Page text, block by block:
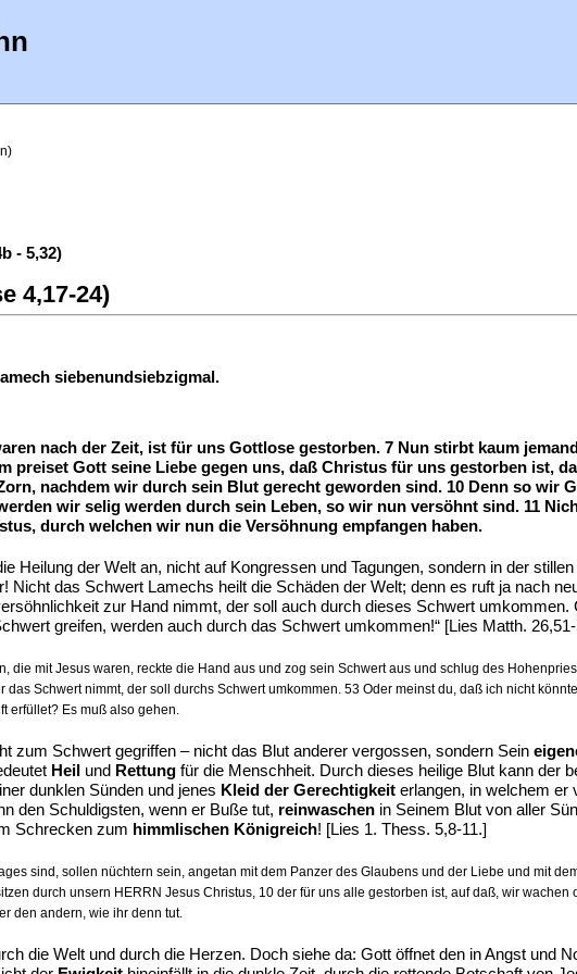
- 5,32)
4,17-24)
siebenundsiebzigmal.
nach der Zeit, ist für uns Gottlose gestorben. 7 Nun stirbt kaum
preiset Gott seine Liebe gegen uns, daß Christus für uns gestorben ist,
nachdem wir durch sein Blut gerecht geworden sind. 10 Denn so wir
wir selig werden durch sein Leben, so wir nun versöhnt sind. 11
durch welchen wir nun die Versöhnung empfangen haben.
Heilung der Welt an, nicht auf Kongressen und Tagungen, sondern in der
Nicht das Schwert Lamechs heilt die Schäden der Welt; denn es ruft ja nach
zur Hand nimmt, der soll auch durch dieses Schwert
greifen, werden auch durch das Schwert umkommen!“ [Lies Matth.
die mit Jesus waren, reckte die Hand aus und zog sein Schwert aus und schlug des
Schwert nimmt, der soll durchs Schwert umkommen. 53 Oder meinst du, daß ich nicht
erfüllet? Es muß also gehen.
zum Schwert gegriffen – nicht das Blut anderer vergossen, sondern Sein
Heil und Rettung für die Menschheit. Durch dieses heilige Blut kann der
dunklen Sünden und jenes Kleid der Gerechtigkeit erlangen, in welchem er
den Schuldigsten, wenn er Buße tut, reinwaschen in Seinem Blut von aller
Schrecken zum himmlischen Königreich! [Lies 1. Thess. 5,8-11.]
sind, sollen nüchtern sein, angetan mit dem Panzer des Glaubens und der Liebe und mit
durch unsern HERRN Jesus Christus, 10 der für uns alle gestorben ist, auf daß, wir
den andern, wie ihr denn tut.
die Welt und durch die Herzen. Doch siehe da: Gott öffnet den in Angst und